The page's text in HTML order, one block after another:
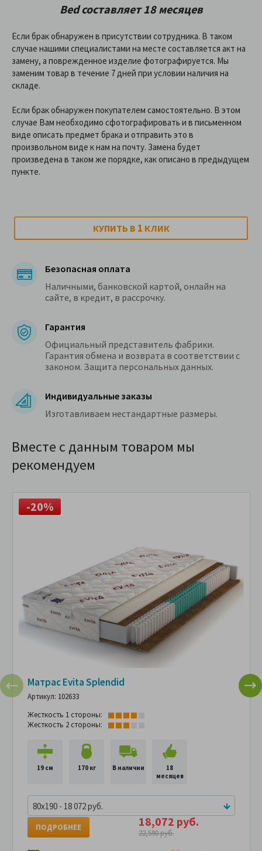
Bed составляет 18 месяцев
Если брак обнаружен в присутствии сотрудника. В таком
случае нашими специалистами на месте составляется акт на
замену, а поврежденное изделие фотографируется. Мы
заменим товар в течение 7 дней при условии наличия на
складе.
Если брак обнаружен покупателем самостоятельно. В этом
случае Вам необходимо сфотографировать и в письменном
виде описать предмет брака и отправить это в
произвольном виде к нам на почту. Замена будет
произведена в таком же порядке, как описано в предыдущем
пункте.
КУПИТЬ В 1 КЛИК
Безопасная оплата
Наличными, банковской картой, онлайн на
сайте, в кредит, в рассрочку.
Гарантия
Официальный представитель фабрики.
Гарантия обмена и возврата в соответствии с
законом. Защита персональных данных.
Индивидуальные заказы
Изготавливаем нестандартные размеры.
Вместе с данным товаром мы
рекомендуем
-20%
Матрас Evita Splendid
Артикул: 102633
Жесткость 1 стороны:
Жесткость 2 стороны:
19 см 170 кг В наличии
18
месяцев
80x190 - 18 072 руб.
18,072 руб.
22,590 руб.
ПОДРОБНЕЕ